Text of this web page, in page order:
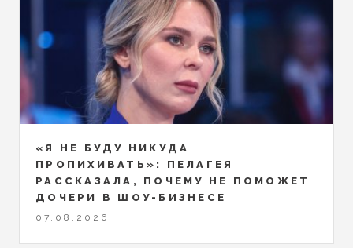
«Я НЕ БУДУ НИКУДА
ПРОПИХИВАТЬ»: ПЕЛАГЕЯ
РАССКАЗАЛА, ПОЧЕМУ НЕ ПОМОЖЕТ
ДОЧЕРИ В ШОУ-БИЗНЕСЕ
07.08.2026